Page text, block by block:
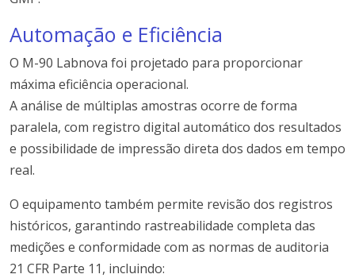
Automação e Eficiência
O M-90 Labnova foi projetado para proporcionar
máxima eficiência operacional.
A análise de múltiplas amostras ocorre de forma
paralela, com registro digital automático dos resultados
e possibilidade de impressão direta dos dados em tempo
real.
O equipamento também permite revisão dos registros
históricos, garantindo rastreabilidade completa das
medições e conformidade com as normas de auditoria
21 CFR Parte 11, incluindo: